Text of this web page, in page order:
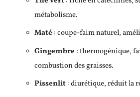
métabolisme.
Maté : coupe-faim naturel,
Gingembre : thermogénique,
combustion des graisses.
Pissenlit: diurétique, réduit la